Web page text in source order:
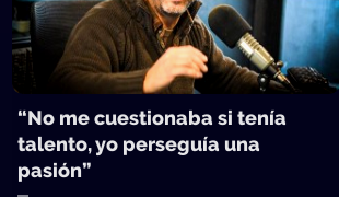
“No me cuestionaba si tenía
talento, yo perseguía una
pasión”